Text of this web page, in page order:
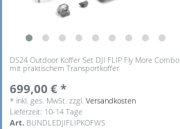
DS24 Outdoor Koffer Set DJI FLIP Fly More Combo
mit praktischem Transportkoffer
699,00 € *
* inkl. ges. MwSt. zzgl.Versandkosten
Lieferzeit: 10-14 Tage
Art. BUNDLEDJIFLIPKOFWS